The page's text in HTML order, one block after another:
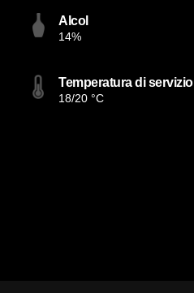
Alcol
14%
Temperatura di servizio
18/20 °C